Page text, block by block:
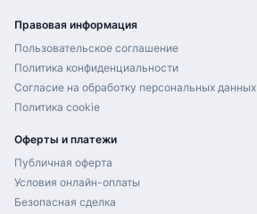
Правовая информация
Пользовательское соглашение
Политика конфиденциальности
Согласие на обработку персональных данных
Политика cookie
Оферты и платежи
Публичная оферта
Условия онлайн-оплаты
Безопасная сделка